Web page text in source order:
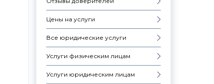
Цены на услуги
Все юридические услуги
Услуги физическим лицам
Услуги юридическим лицам